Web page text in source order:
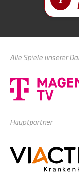
Alle Spiele unserer
Hauptpartner